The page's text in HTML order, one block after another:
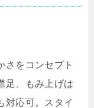
さをコンセプト
足、もみ上げは
対応可。スタイ